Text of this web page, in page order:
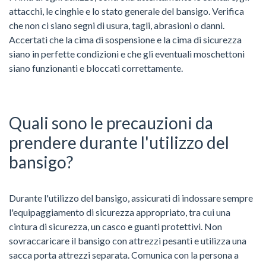
attacchi, le cinghie e lo stato generale del bansigo. Verifica
che non ci siano segni di usura, tagli, abrasioni o danni.
Accertati che la cima di sospensione e la cima di sicurezza
siano in perfette condizioni e che gli eventuali moschettoni
siano funzionanti e bloccati correttamente.
Quali sono le precauzioni da
prendere durante l'utilizzo del
bansigo?
Durante l'utilizzo del bansigo, assicurati di indossare sempre
l'equipaggiamento di sicurezza appropriato, tra cui una
cintura di sicurezza, un casco e guanti protettivi. Non
sovraccaricare il bansigo con attrezzi pesanti e utilizza una
sacca porta attrezzi separata. Comunica con la persona a